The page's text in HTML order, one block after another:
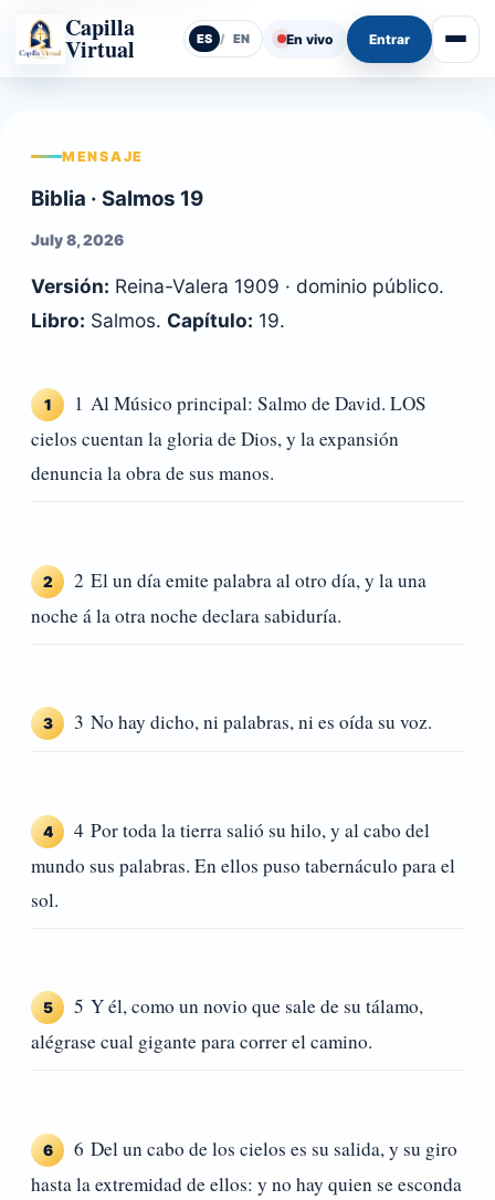
Capilla
Virtual ES / EN En vivo Entrar Abrir
MENSAJE
Biblia · Salmos 19
July 8, 2026
Versión: Reina-Valera 1909 · dominio público.
Libro: Salmos. Capítulo: 19.
1
1 Al Músico principal: Salmo de David. LOS
cielos cuentan la gloria de Dios, y la expansión
denuncia la obra de sus manos.
2
2 El un día emite palabra al otro día, y la una
noche á la otra noche declara sabiduría.
3 3 No hay dicho, ni palabras, ni es oída su voz.
4
4 Por toda la tierra salió su hilo, y al cabo del
mundo sus palabras. En ellos puso tabernáculo para el
sol.
5
5 Y él, como un novio que sale de su tálamo,
alégrase cual gigante para correr el camino.
6
6 Del un cabo de los cielos es su salida, y su giro
hasta la extremidad de ellos: y no hay quien se esconda